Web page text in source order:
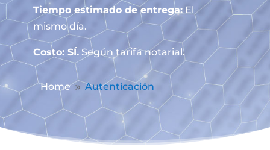
Tiempo estimado de entrega:El
mismo día.
Costo: SÍ.Según tarifa notarial.
Home 9 Autenticación